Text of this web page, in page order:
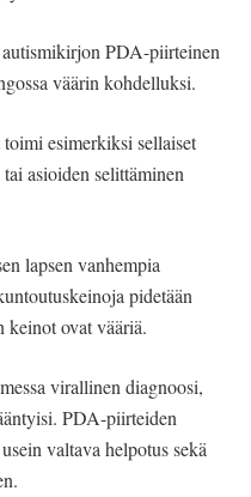
PDA-piirteinen
väärin kohdelluksi.
esimerkiksi sellaiset
asioiden selittäminen
lapsen vanhempia
pidetään
ovat vääriä.
virallinen diagnoosi,
PDA-piirteiden
valtava helpotus sekä